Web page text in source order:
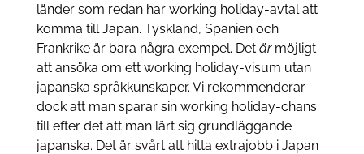
länder som redan har working holiday-avtal att
komma till Japan. Tyskland, Spanien och
Frankrike är bara några exempel. Det ärmöjligt
att ansöka om ett working holiday-visum utan
japanska språkkunskaper. Vi rekommenderar
dock att man sparar sin working holiday-chans
till efter det att man lärt sig grundläggande
japanska. Det är svårt att hitta extrajobb i Japan